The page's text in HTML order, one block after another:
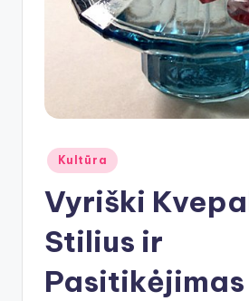
Posted
in
Kultūra
Vyriški
Stilius ir
Pasitikėjimas